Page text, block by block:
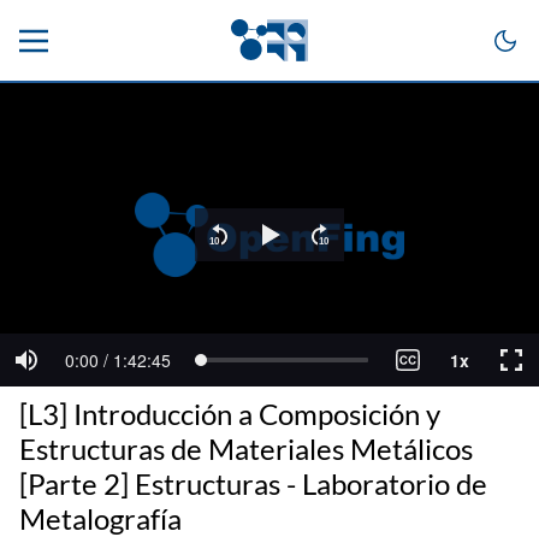
[L3] Introducción a Composición y
Estructuras de Materiales Metálicos
[Parte 2] Estructuras - Laboratorio de
Metalografía